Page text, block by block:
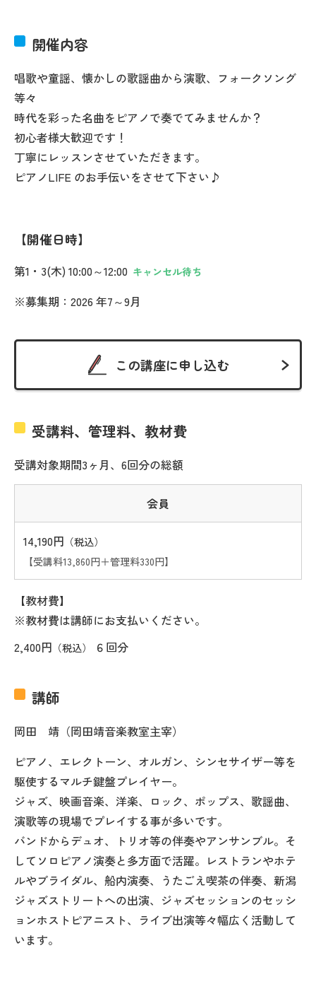
開催内容
唱歌や童謡、懐かしの歌謡曲から演歌、フォークソング
等々
時代を彩った名曲をピアノで奏でてみませんか？
初心者様大歓迎です！
丁寧にレッスンさせていただきます。
ピアノLIFE のお手伝いをさせて下さい♪
開催日時
第1・3(木) 10:00～12:00 キャンセル待ち
※募集期：2026 年7～9月
この講座に申し込む
受講料、管理料、教材費
受講対象期間3ヶ月、6回分の総額
会員
14,190円 （税込）
【受講料13,860円＋管理料330円】
【教材費】
※教材費は講師にお支払いください。
2,400円 （税込） ６回分
講師
岡田 靖（岡田靖音楽教室主宰）
ピアノ、エレクトーン、オルガン、シンセサイザー等を
駆使するマルチ鍵盤プレイヤー。
ジャズ、映画音楽、洋楽、ロック、ポップス、歌謡曲、
演歌等の現場でプレイする事が多いです。
バンドからデュオ、トリオ等の伴奏やアンサンブル。そ
してソロピアノ演奏と多方面で活躍。レストランやホテ
ルやブライダル、船内演奏、うたごえ喫茶の伴奏、新潟
ジャズストリートへの出演、ジャズセッションのセッシ
ョンホストピアニスト、ライブ出演等々幅広く活動して
います。